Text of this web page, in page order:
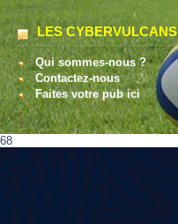
LES CYBERVULCANS
Qui sommes-nous ?
Contactez-nous
Faites votre pub ici
68